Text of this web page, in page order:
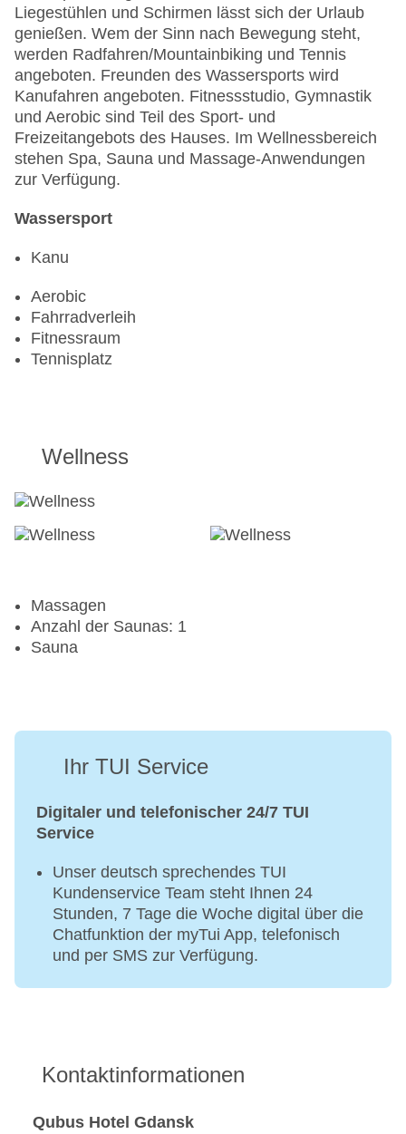
Liegestühlen und Schirmen lässt sich der Urlaub
genießen. Wem der Sinn nach Bewegung steht,
werden Radfahren/Mountainbiking und Tennis
angeboten. Freunden des Wassersports wird
Kanufahren angeboten. Fitnessstudio, Gymnastik
und Aerobic sind Teil des Sport- und
Freizeitangebots des Hauses. Im Wellnessbereich
stehen Spa, Sauna und Massage-Anwendungen
zur Verfügung.
Wassersport
Kanu
Aerobic
Fahrradverleih
Fitnessraum
Tennisplatz
Wellness
Massagen
Anzahl der Saunas: 1
Sauna
Ihr TUI Service
Digitaler und telefonischer 24/7 TUI
Service
Unser deutsch sprechendes TUI
Kundenservice Team steht Ihnen 24
Stunden, 7 Tage die Woche digital über die
Chatfunktion der myTui App, telefonisch
und per SMS zur Verfügung.
Kontaktinformationen
Qubus Hotel Gdansk